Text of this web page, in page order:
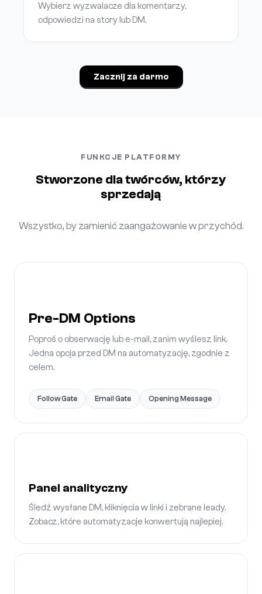
Wybierz wyzwalacze dla komentarzy,
odpowiedzi na story lub DM.
Zacznij za darmo
FUNKCJE PLATFORMY
Stworzone dla twórców, którzy
sprzedają
Wszystko, by zamienić zaangażowanie w przychód.
Pre-DM Options
Poproś o obserwację lub e-mail, zanim wyślesz link.
Jedna opcja przed DM na automatyzację, zgodnie z
celem.
Follow Gate Email Gate Opening Message
Panel analityczny
Śledź wysłane DM, kliknięcia w linki i zebrane leady.
Zobacz, które automatyzacje konwertują najlepiej.